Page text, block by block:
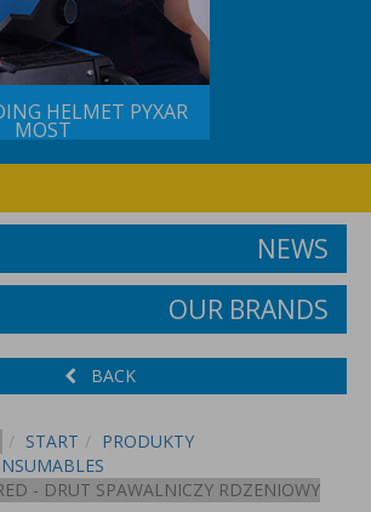
HELMET PYXAR
MOST
NEWS
OUR BRANDS
BACK
START
PRODUKTY
- DRUT SPAWALNICZY RDZENIOWY